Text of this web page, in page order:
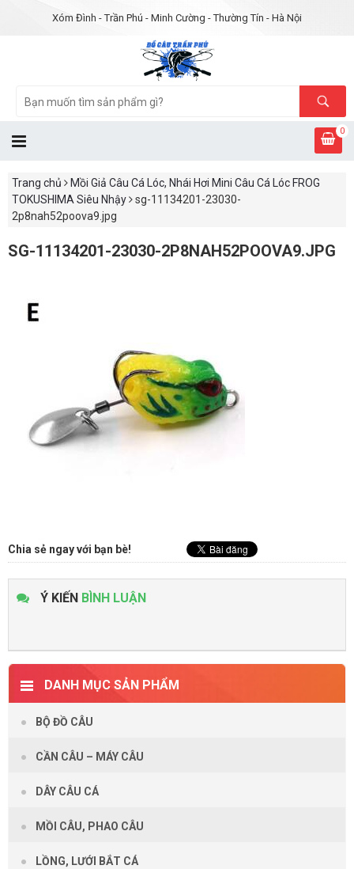
Xóm Đình - Trần Phú - Minh Cường - Thường Tín - Hà Nội
0
Trang chủ
Mồi Giả Câu Cá Lóc, Nhái Hơi Mini Câu Cá Lóc FROG
TOKUSHIMA Siêu Nhậy
sg-11134201-23030-
2p8nah52poova9.jpg
SG-11134201-23030-2P8NAH52POOVA9.JPG
Chia sẻ ngay với bạn bè!
Ý KIẾN BÌNH LUẬN
DANH MỤC SẢN PHẨM
BỘ ĐỒ CÂU
CẦN CÂU – MÁY CÂU
DÂY CÂU CÁ
MỒI CÂU, PHAO CÂU
LỒNG, LƯỚI BẮT CÁ